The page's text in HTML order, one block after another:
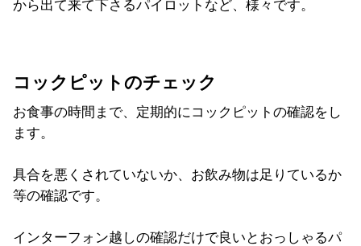
から出て来て下さるパイロットなど、様々です。
コックピットのチェック
お食事の時間まで、定期的にコックピットの確認をし
ます。
具合を悪くされていないか、お飲み物は足りているか
等の確認です。
インターフォン越しの確認だけで良いとおっしゃるパ